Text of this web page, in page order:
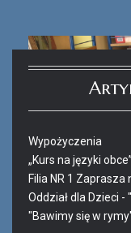
Wypożyczenia
„Kurs na języki obce”
Filia NR 1
Oddział dla Dzieci
"Bawimy się w